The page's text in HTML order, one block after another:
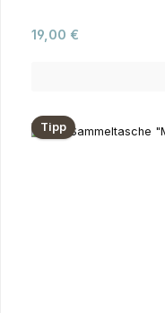
Regulärer Preis:
19,00 €
Tipp